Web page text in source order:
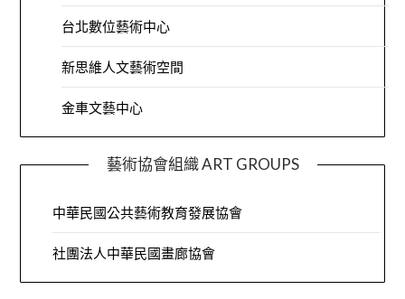
台北數位藝術中心
新思維人文藝術空間
金車文藝中心
藝術協會組織 ART GROUPS
中華民國公共藝術教育發展協會
社團法人中華民國畫廊協會